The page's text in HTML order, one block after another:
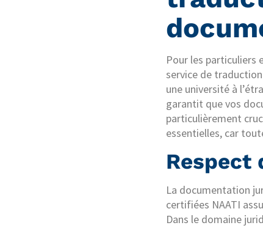
Pour les particuliers
service de
une université à
garantit que vos
particulièrement
essentielles, car
Respect
La documentation
certifiées NAATI
Dans le domaine